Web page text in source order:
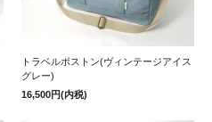
トラベルボストン(ヴィンテージアイス
グレー)
16,500円(内税)